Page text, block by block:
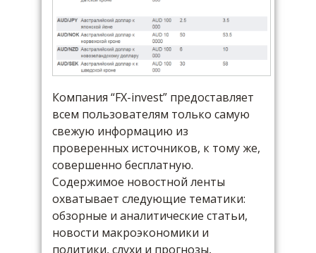
Компания “FX-invest” предоставляет
всем пользователям только самую
свежую информацию из
проверенных источников, к тому же,
совершенно бесплатную.
Содержимое новостной ленты
охватывает следующие тематики:
обзорные и аналитические статьи,
новости макроэкономики и
политики, слухи и прогнозы,